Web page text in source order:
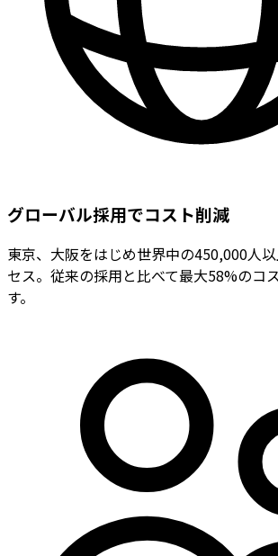
グローバル採用でコスト削減
東京、大阪をはじめ世界中の450,000人
セス。従来の採用と比べて最大58%のコ
す。